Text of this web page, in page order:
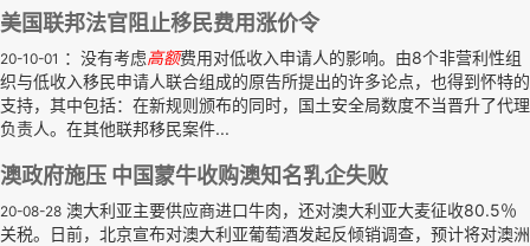
美国联邦法官阻止移民费用涨价令
20-10-01 ：没有考虑高额费用对低收入申请人的影响。由8个非营利性组
织与低收入移民申请人联合组成的原告所提出的许多论点，也得到怀特的
支持，其中包括：在新规则颁布的同时，国土安全局数度不当晋升了代理
负责人。在其他联邦移民案件...
澳政府施压 中国蒙牛收购澳知名乳企失败
20-08-28 澳大利亚主要供应商进口牛肉，还对澳大利亚大麦征收80.5％
关税。日前，北京宣布对澳大利亚葡萄酒发起反倾销调查，预计将对澳洲